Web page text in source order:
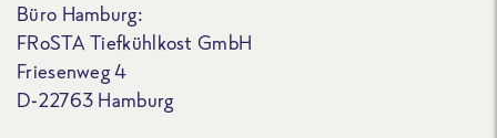
Büro Hamburg:
FRoSTA Tiefkühlkost GmbH
Friesenweg 4
D-22763 Hamburg